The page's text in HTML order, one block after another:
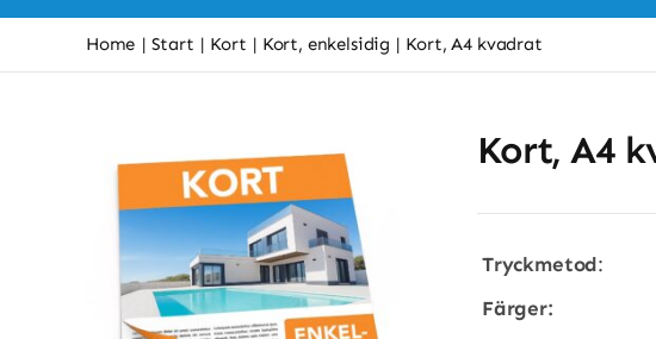
Home Start Kort Kort, enkelsidig Kort, A4 kvadrat
Kort, A4
Tryckmetod:
Färger: